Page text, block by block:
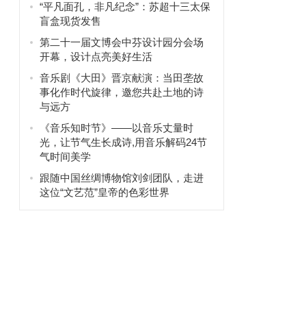
“平凡面孔，非凡纪念”：苏超十三太保
盲盒现货发售
第二十一届文博会中芬设计园分会场
开幕，设计点亮美好生活
音乐剧《大田》晋京献演：当田垄故
事化作时代旋律，邀您共赴土地的诗
与远方
《音乐知时节》——以音乐丈量时
光，让节气生长成诗,用音乐解码24节
气时间美学
跟随中国丝绸博物馆刘剑团队，走进
这位“文艺范”皇帝的色彩世界